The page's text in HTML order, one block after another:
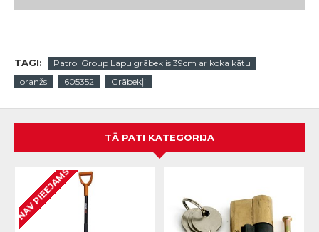
TAGI:
Patrol Group Lapu grābeklis 39cm ar koka kātu
oranžs
605352 Grābekļi
TĀ PATI KATEGORIJA
NAV PIEEJAMS